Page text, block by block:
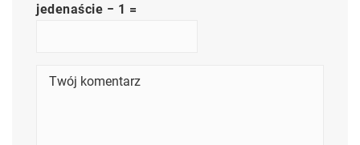
jedenaście − 1 =